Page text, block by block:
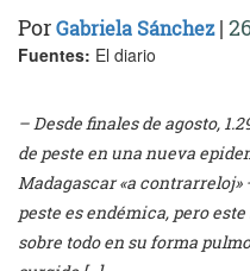
PorGabriela Sánchez|
Fuentes: El diario
– Desde finales de agosto,
de peste en una nueva
Madagascar «a contrarreloj»
peste es endémica, pero
sobre todo en su forma